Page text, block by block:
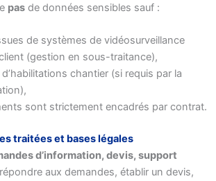
pas de données sensibles sauf :
de systèmes de vidéosurveillance
client (gestion en sous-traitance),
d’habilitations chantier (si requis par la
sont strictement encadrés par contrat.
traitées et bases légales
d’information, devis, support
aux demandes, établir un devis,